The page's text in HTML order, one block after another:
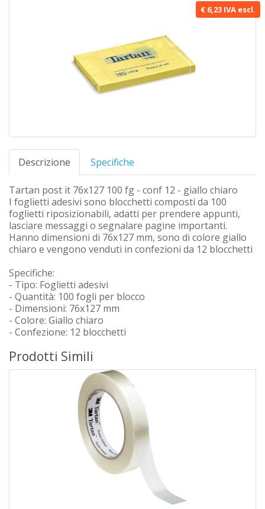
€ 6,23 IVA escl.
Descrizione Specifiche
Tartan post it 76x127 100 fg - conf 12 - giallo chiaro
I foglietti adesivi sono blocchetti composti da 100
foglietti riposizionabili, adatti per prendere appunti,
lasciare messaggi o segnalare pagine importanti.
Hanno dimensioni di 76x127 mm, sono di colore giallo
chiaro e vengono venduti in confezioni da 12 blocchetti
Specifiche:
- Tipo: Foglietti adesivi
- Quantità: 100 fogli per blocco
- Dimensioni: 76x127 mm
- Colore: Giallo chiaro
- Confezione: 12 blocchetti
Prodotti Simili